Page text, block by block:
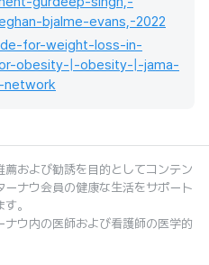
bjalme-evans,-2022
for-weight-loss-in-
obesity-|-obesity-|-jama-
network
薦および勧誘を目的としてコンテン
ナウ会員の健康な生活をサポート
。
ウ内の医師および看護師の医学的